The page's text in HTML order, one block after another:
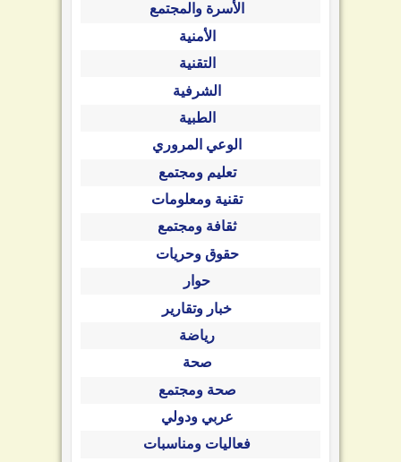
الأسرة والمجتمع
الأمنية
التقنية
الشرفية
الطبية
الوعي المروري
تعليم ومجتمع
تقنية ومعلومات
ثقافة ومجتمع
حقوق وحريات
حوار
خبار وتقارير
رياضة
صحة
صحة ومجتمع
عربي ودولي
فعاليات ومناسبات